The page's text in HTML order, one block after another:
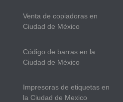
Venta de copiadoras en
Ciudad de México
Código de barras en la
Ciudad de México
Impresoras de etiquetas en
la Ciudad de Mexico